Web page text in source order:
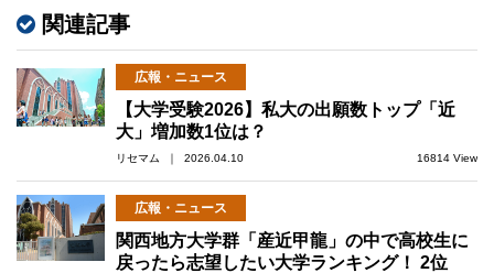
関連記事
広報・ニュース
【大学受験2026】私大の出願数トップ「近
大」増加数1位は？
リセマム ｜ 2026.04.10 16814 View
広報・ニュース
関西地方大学群「産近甲龍」の中で高校生に
戻ったら志望したい大学ランキング！ 2位